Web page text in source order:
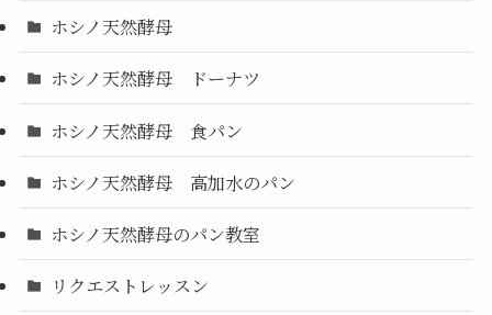
ホシノ天然酵母
ホシノ天然酵母 ドーナツ
ホシノ天然酵母 食パン
ホシノ天然酵母 高加水のパン
ホシノ天然酵母のパン教室
リクエストレッスン